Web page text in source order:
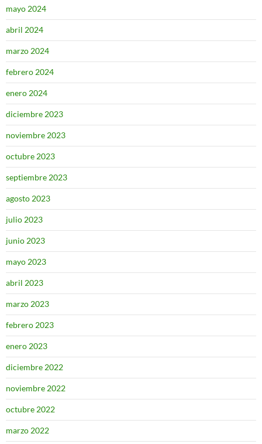
mayo 2024
abril 2024
marzo 2024
febrero 2024
enero 2024
diciembre 2023
noviembre 2023
octubre 2023
septiembre 2023
agosto 2023
julio 2023
junio 2023
mayo 2023
abril 2023
marzo 2023
febrero 2023
enero 2023
diciembre 2022
noviembre 2022
octubre 2022
marzo 2022